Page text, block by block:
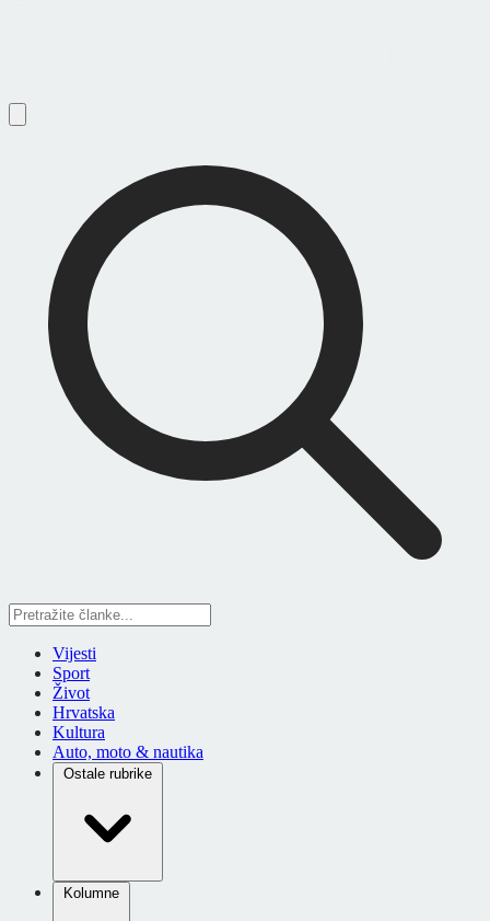
Vijesti
Sport
Život
Hrvatska
Kultura
Auto, moto & nautika
Ostale rubrike
Kolumne